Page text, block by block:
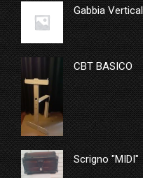
Gabbia
CBT BASICO
Scrigno "MIDI"